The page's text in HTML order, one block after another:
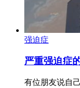
强迫症
严重强迫症
有位朋友说自